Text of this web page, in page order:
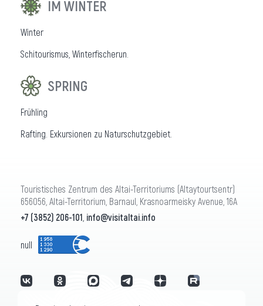
IM WINTER
Winter
Schitourismus, Winterfischerun.
SPRING
Frühling
Rafting. Exkursionen zu Naturschutzgebiet.
Touristisches Zentrum des Altai-Territoriums (Altaytourtsentr)
656056, Altai-Territorium, Barnaul, Krasnoarmeisky Avenue, 16A
+7 (3852) 206-101 info@visitaltai.info
null